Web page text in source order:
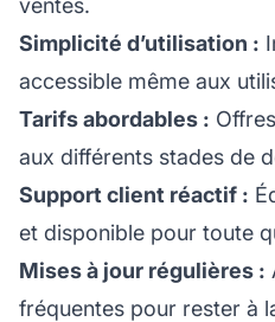
ventes.
Simplicité d’utilisation :
accessible même aux
Tarifs abordables :
aux différents stades de
Support client réactif :
et disponible pour toute
Mises à jour régulières :
fréquentes pour rester à